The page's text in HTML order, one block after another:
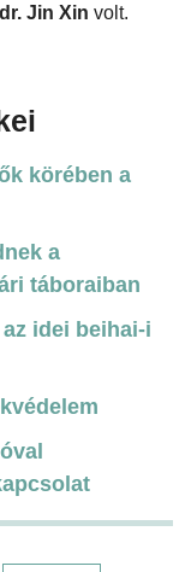
dr. Jin Xin volt.
körében a
a
táboraiban
idei beihai-i